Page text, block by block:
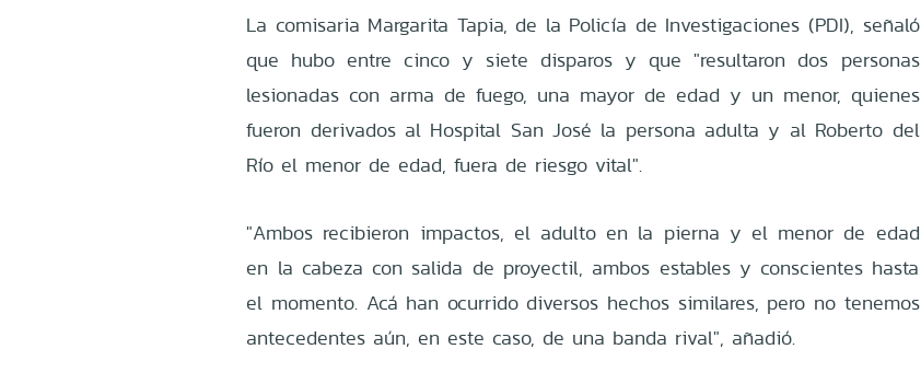
La comisaria Margarita Tapia, de la Policía de Investigaciones (PDI), señaló
que hubo entre cinco y siete disparos y que "resultaron dos personas
lesionadas con arma de fuego, una mayor de edad y un menor, quienes
fueron derivados al Hospital San José la persona adulta y al Roberto del
Río el menor de edad, fuera de riesgo vital".
"Ambos recibieron impactos, el adulto en la pierna y el menor de edad
en la cabeza con salida de proyectil, ambos estables y conscientes hasta
el momento. Acá han ocurrido diversos hechos similares, pero no tenemos
antecedentes aún, en este caso, de una banda rival", añadió.